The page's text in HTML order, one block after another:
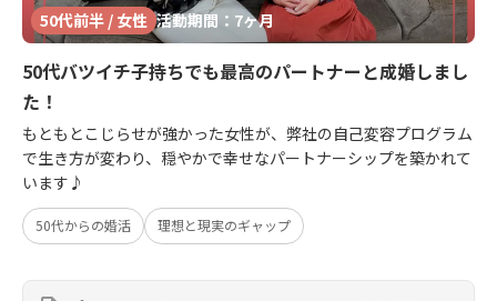
50代前半 / 女性 活動期間：7ヶ月
50代バツイチ子持ちでも最高のパートナーと成婚しまし
た！
もともとこじらせが強かった女性が、弊社の自己変容プログラム
で生き方が変わり、穏やかで幸せなパートナーシップを築かれて
います♪
50代からの婚活 理想と現実のギャップ